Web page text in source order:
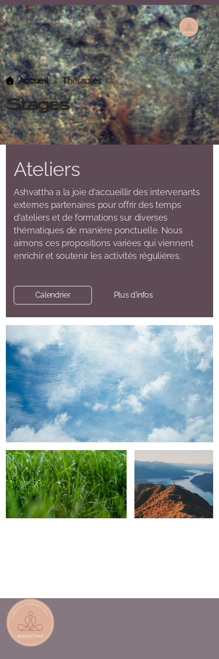
Accueil Thérapies
Stages
Ateliers
Ashvattha a la joie d'accueillir des intervenants
externes partenaires pour offrir des temps
d'ateliers et de formations sur diverses
thématiques de manière ponctuelle. Nous
aimons ces propositions variées qui viennent
enrichir et soutenir les activités régulières.
Calendrier Plus d'infos
Contact
Lalita Bauquis | Thérapie craniosacrale - Massages
Thérapeutiques - Soins Énergétiques
Laurence David | Massage - Hypnose - Autour de la
naissance
Aline Frey | Thérapie craniosacrale - Massothérapie
Deolinda Ryser | Massages Thérapeutiques - Soin
sonore et vibratoire – Soin quantique
Hanna Elina | Souffle - Énergie holistique - Sauna
finlandais
Nicole Hermann I Breathwork - Cercles – Soin
énérgetique – Accompagnement et mentoring
Lun 18h-19h30 | Hatha Yoga | Maïlys
Ma 17h30-18h30 | Yoga Pilate & CO | Laetitia
Ma 19h-20h | Méditation et Pranayama | Vanina
Me 12h30-13h30 | Yoga | Elsa
Me 17h30-18h30 | Hatha Yoga | Lalita
Me 19h15-20h30 | Yoga | Aurore Bhavani
Hutte de Sudation avec Chloé et Lalita | Espace
Nature d'Ashvattha - Genève | samedi 20 juin dès
14h00